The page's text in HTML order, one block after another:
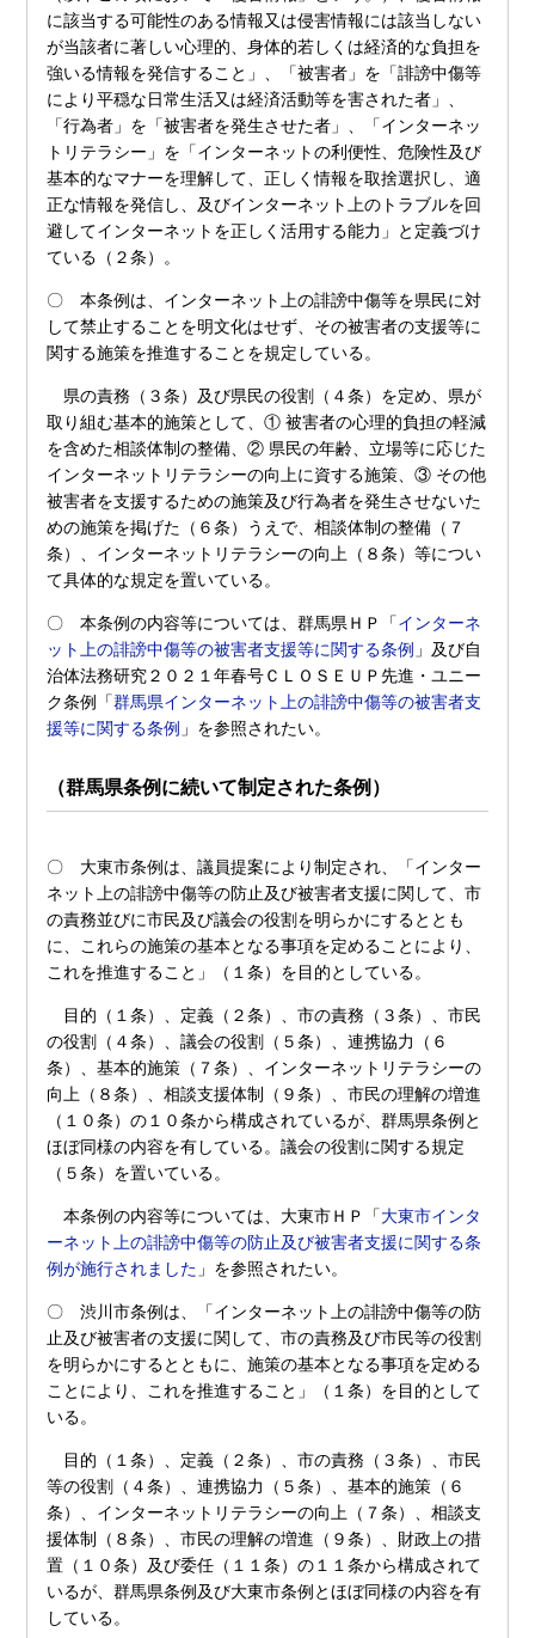
に該当する可能性のある情報又は侵害情報には該当しない
が当該者に著しい心理的、身体的若しくは経済的な負担を
強いる情報を発信すること」、「被害者」を「誹謗中傷等
により平穏な日常生活又は経済活動等を害された者」、
「行為者」を「被害者を発生させた者」、「インターネッ
トリテラシー」を「インターネットの利便性、危険性及び
基本的なマナーを理解して、正しく情報を取捨選択し、適
正な情報を発信し、及びインターネット上のトラブルを回
避してインターネットを正しく活用する能力」と定義づけ
ている（２条）。
〇 本条例は、インターネット上の誹謗中傷等を県民に対
して禁止することを明文化はせず、その被害者の支援等に
関する施策を推進することを規定している。
県の責務（３条）及び県民の役割（４条）を定め、県が
取り組む基本的施策として、① 被害者の心理的負担の軽減
を含めた相談体制の整備、② 県民の年齢、立場等に応じた
インターネットリテラシーの向上に資する施策、③ その他
被害者を支援するための施策及び行為者を発生させないた
めの施策を掲げた（６条）うえで、相談体制の整備（７
条）、インターネットリテラシーの向上（８条）等につい
て具体的な規定を置いている。
〇 本条例の内容等については、群馬県ＨＰ「インターネ
ット上の誹謗中傷等の被害者支援等に関する条例 」及び自
治体法務研究２０２１年春号ＣＬＯＳＥＵＰ先進・ユニー
ク条例「群馬県インターネット上の誹謗中傷等の被害者支
援等に関する条例 」を参照されたい。
（群馬県条例に続いて制定された条例）
〇 大東市条例は、議員提案により制定され、「インター
ネット上の誹謗中傷等の防止及び被害者支援に関して、市
の責務並びに市民及び議会の役割を明らかにするととも
に、これらの施策の基本となる事項を定めることにより、
これを推進すること」（１条）を目的としている。
目的（１条）、定義（２条）、市の責務（３条）、市民
の役割（４条）、議会の役割（５条）、連携協力（６
条）、基本的施策（７条）、インターネットリテラシーの
向上（８条）、相談支援体制（９条）、市民の理解の増進
（１０条）の１０条から構成されているが、群馬県条例と
ほぼ同様の内容を有している。議会の役割に関する規定
（５条）を置いている。
本条例の内容等については、大東市ＨＰ「大東市インタ
ーネット上の誹謗中傷等の防止及び被害者支援に関する条
例が施行されました 」を参照されたい。
〇 渋川市条例は、「インターネット上の誹謗中傷等の防
止及び被害者の支援に関して、市の責務及び市民等の役割
を明らかにするとともに、施策の基本となる事項を定める
ことにより、これを推進すること」（１条）を目的として
いる。
目的（１条）、定義（２条）、市の責務（３条）、市民
等の役割（４条）、連携協力（５条）、基本的施策（６
条）、インターネットリテラシーの向上（７条）、相談支
援体制（８条）、市民の理解の増進（９条）、財政上の措
置（１０条）及び委任（１１条）の１１条から構成されて
いるが、群馬県条例及び大東市条例とほぼ同様の内容を有
している。